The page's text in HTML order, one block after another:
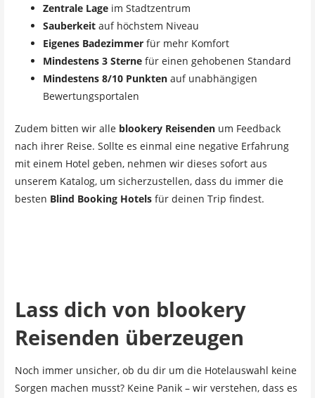
Zentrale Lageim Stadtzentrum
Sauberkeitauf höchstem Niveau
Eigenes Badezimmerfür mehr Komfort
Mindestens 3 Sternefür einen gehobenen Standard
Mindestens 8/10 Punktenauf unabhängigen
Bewertungsportalen
Zudem bitten wir alle blookery Reisendenum Feedback
nach ihrer Reise. Sollte es einmal eine negative Erfahrung
mit einem Hotel geben, nehmen wir dieses sofort aus
unserem Katalog, um sicherzustellen, dass du immer die
besten Blind Booking Hotelsfür deinen Trip findest.
Lass dich von blookery
Reisenden überzeugen
Noch immer unsicher, ob du dir um die Hotelauswahl keine
Sorgen machen musst? Keine Panik – wir verstehen, dass es